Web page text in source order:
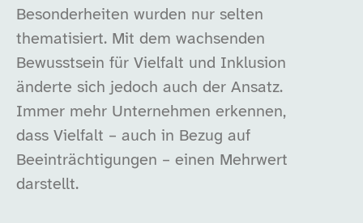
Besonderheiten wurden nur selten
thematisiert. Mit dem wachsenden
Bewusstsein für Vielfalt und Inklusion
änderte sich jedoch auch der Ansatz.
Immer mehr Unternehmen erkennen,
dass Vielfalt – auch in Bezug auf
Beeinträchtigungen – einen Mehrwert
darstellt.